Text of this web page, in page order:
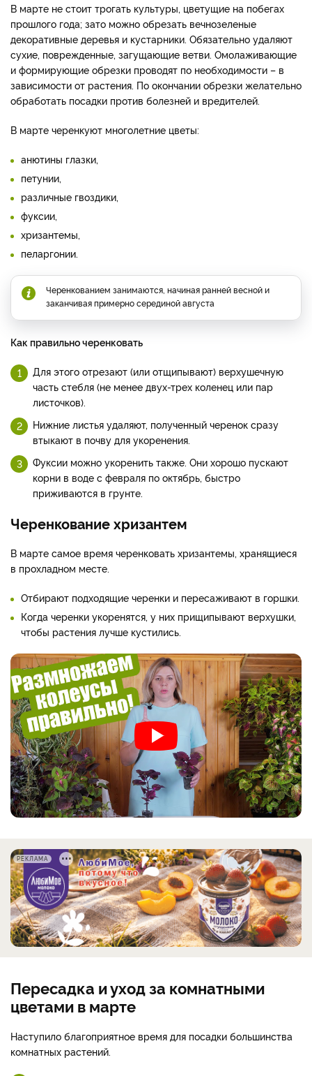
В марте не стоит трогать культуры, цветущие на побегах
прошлого года; зато можно обрезать вечнозеленые
декоративные деревья и кустарники. Обязательно удаляют
сухие, поврежденные, загущающие ветви. Омолаживающие
и формирующие обрезки проводят по необходимости – в
зависимости от растения. По окончании обрезки желательно
обработать посадки против болезней и вредителей.
В марте черенкуют многолетние цветы:
анютины глазки,
петунии,
различные гвоздики,
фуксии,
хризантемы,
пеларгонии.
Черенкованием занимаются, начиная ранней весной и
заканчивая примерно серединой августа
Как правильно черенковать
Для этого отрезают (или отщипывают) верхушечную
часть стебля (не менее двух-трех коленец или пар
листочков).
Нижние листья удаляют, полученный черенок сразу
втыкают в почву для укоренения.
Фуксии можно укоренить также. Они хорошо пускают
корни в воде с февраля по октябрь, быстро
приживаются в грунте.
Черенкование хризантем
В марте самое время черенковать хризантемы, хранящиеся
в прохладном месте.
Отбирают подходящие черенки и пересаживают в горшки.
Когда черенки укоренятся, у них прищипывают верхушки,
чтобы растения лучше кустились.
РЕКЛАМА
Пересадка и уход за комнатными
цветами в марте
Наступило благоприятное время для посадки большинства
комнатных растений.